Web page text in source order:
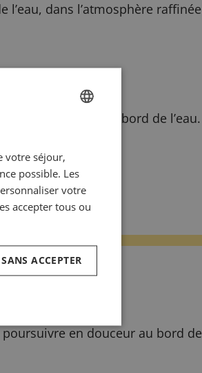
dans l’atmosphère raffinée
la matinée au bord de l’eau.
en douceur au bord de
ENGLISH
ITALIAN
GERMAN
RUSSIAN
ARABIC
votre séjour,
possible. Les
votre
accepter tous ou
ACCEPTER